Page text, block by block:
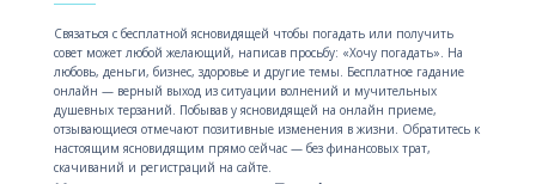
Связаться с бесплатной ясновидящей чтобы погадать или получить
совет может любой желающий, написав просьбу: «Хочу погадать». На
любовь, деньги, бизнес, здоровье и другие темы. Бесплатное гадание
онлайн — верный выход из ситуации волнений и мучительных
душевных терзаний. Побывав у ясновидящей на онлайн приеме,
отзывающиеся отмечают позитивные изменения в жизни. Обратитесь к
настоящим ясновидящим прямо сейчас — без финансовых трат,
скачиваний и регистраций на сайте.